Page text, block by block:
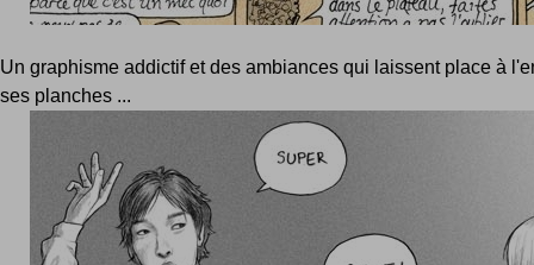
Un graphisme addictif et des ambiances qui laissent place à
ses planches ...